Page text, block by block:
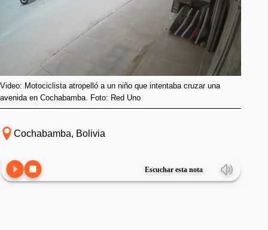
Video: Motociclista atropelló a un niño que intentaba cruzar una
avenida en Cochabamba. Foto: Red Uno
Cochabamba, Bolivia
Escuchar esta nota